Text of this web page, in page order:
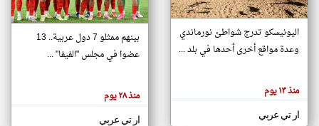
تغيير الدولة
اخبار جزر القمر على مدار الساعة
أهم اخبار جزر القمر العاجلة والمباشرة
هنا عن
وجهة
كاتبيها.
اليونيسكو تدرج شواطئ نورماندي
وعدة مواقع أخرى أحدها في بلد ...
منذ ١٣ يوم
ار تي عربي
بينهم ممثلو 7 دول عربية.. 13
عضوا في مجلس "الفيفا" ...
منذ ٢٨ يوم
ار تي عربي
klyoum.com